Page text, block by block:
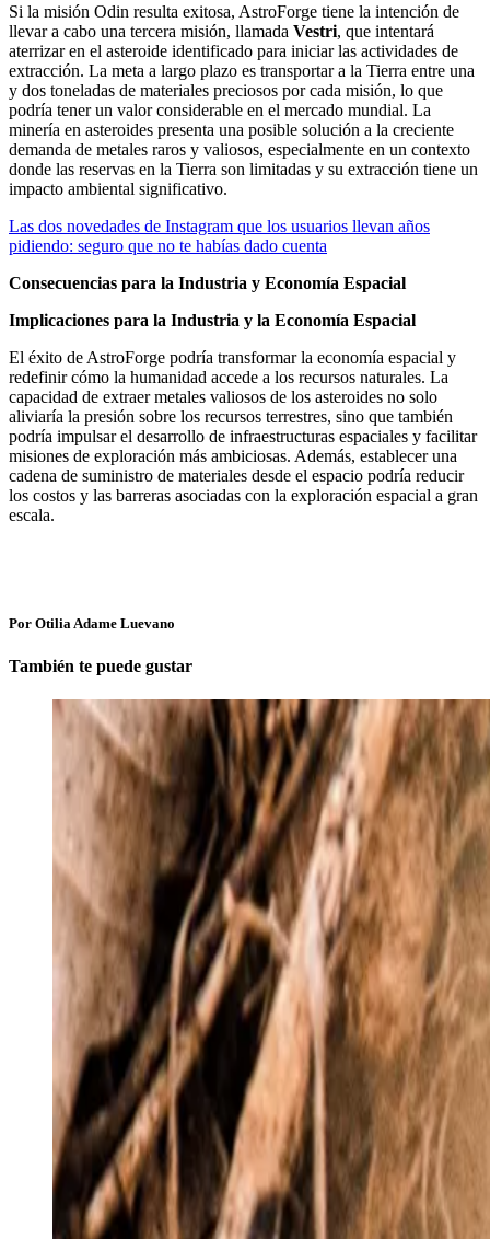
Si la misión Odin resulta exitosa, AstroForge tiene la intención de
llevar a cabo una tercera misión, llamada Vestri, que intentará
aterrizar en el asteroide identificado para iniciar las actividades de
extracción. La meta a largo plazo es transportar a la Tierra entre una
y dos toneladas de materiales preciosos por cada misión, lo que
podría tener un valor considerable en el mercado mundial. La
minería en asteroides presenta una posible solución a la creciente
demanda de metales raros y valiosos, especialmente en un contexto
donde las reservas en la Tierra son limitadas y su extracción tiene un
impacto ambiental significativo.
Las dos novedades de Instagram que los usuarios llevan años
pidiendo: seguro que no te habías dado cuenta
Consecuencias para la Industria y Economía Espacial
Implicaciones para la Industria y la Economía Espacial
El éxito de AstroForge podría transformar la economía espacial y
redefinir cómo la humanidad accede a los recursos naturales. La
capacidad de extraer metales valiosos de los asteroides no solo
aliviaría la presión sobre los recursos terrestres, sino que también
podría impulsar el desarrollo de infraestructuras espaciales y facilitar
misiones de exploración más ambiciosas. Además, establecer una
cadena de suministro de materiales desde el espacio podría reducir
los costos y las barreras asociadas con la exploración espacial a gran
escala.
Por Otilia Adame Luevano
También te puede gustar